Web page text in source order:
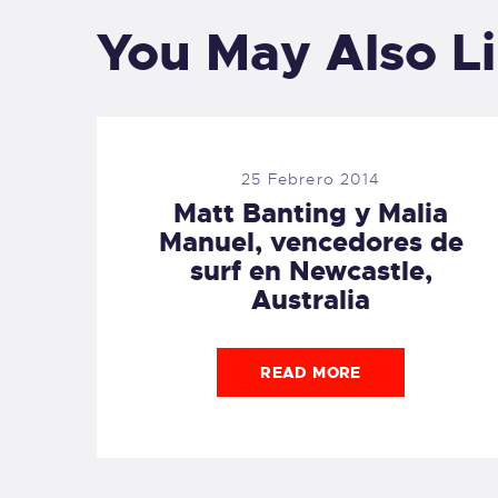
You May Also
25 Febrero 2014
Matt Banting y Malia
Manuel, vencedores de
surf en Newcastle,
Australia
READ MORE